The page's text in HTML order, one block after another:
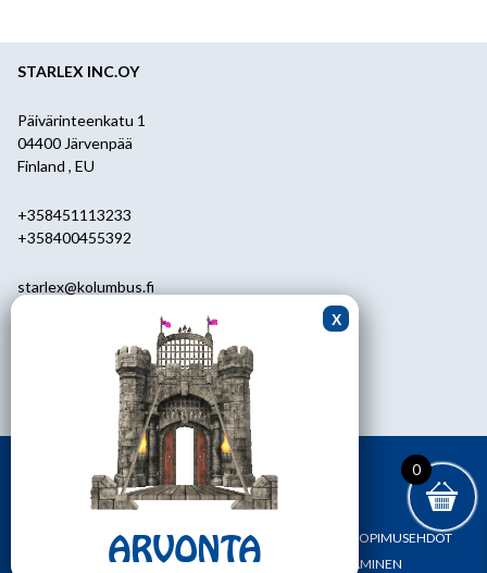
STARLEX INC.OY
Päivärinteenkatu 1
04400 Järvenpää
Finland , EU
+358451113233
+358400455392
starlex@kolumbus.fi
ark.klo 08.30-17.00
YHTEYSTIEDOT OMA TILI
TILAUS- JA SOPIMUSEHDOT
REKISTERI- JA TIETOSUOJASELOSTE
MAKSAMINEN
0